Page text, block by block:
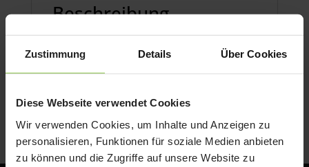
Zustimmung Details Über Cookies
Diese Webseite verwendet Cookies
Wir verwenden Cookies, um Inhalte und Anzeigen zu
personalisieren, Funktionen für soziale Medien anbieten
zu können und die Zugriffe auf unsere Website zu
Beschreibung
Tastatur-Case mit Hintergrundbeleuchtung,
Trackpad und Smart Connector.
Tastatur abnehmbar.
Farbe: Oxford Grey